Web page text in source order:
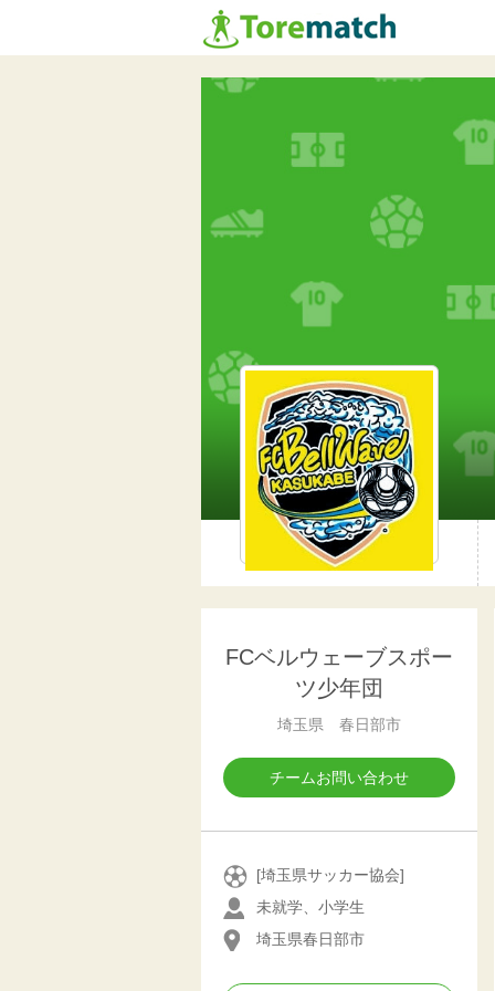
FCベルウェーブスポー
ツ少年団
埼玉県 春日部市
チームお問い合わせ
[埼玉県サッカー協会]
未就学、小学生
埼玉県春日部市